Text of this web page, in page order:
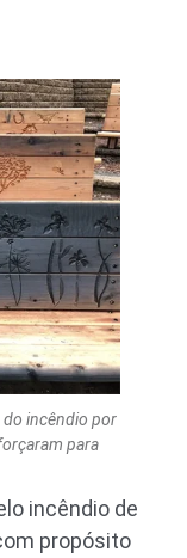
incêndio por
para
incêndio de
propósito